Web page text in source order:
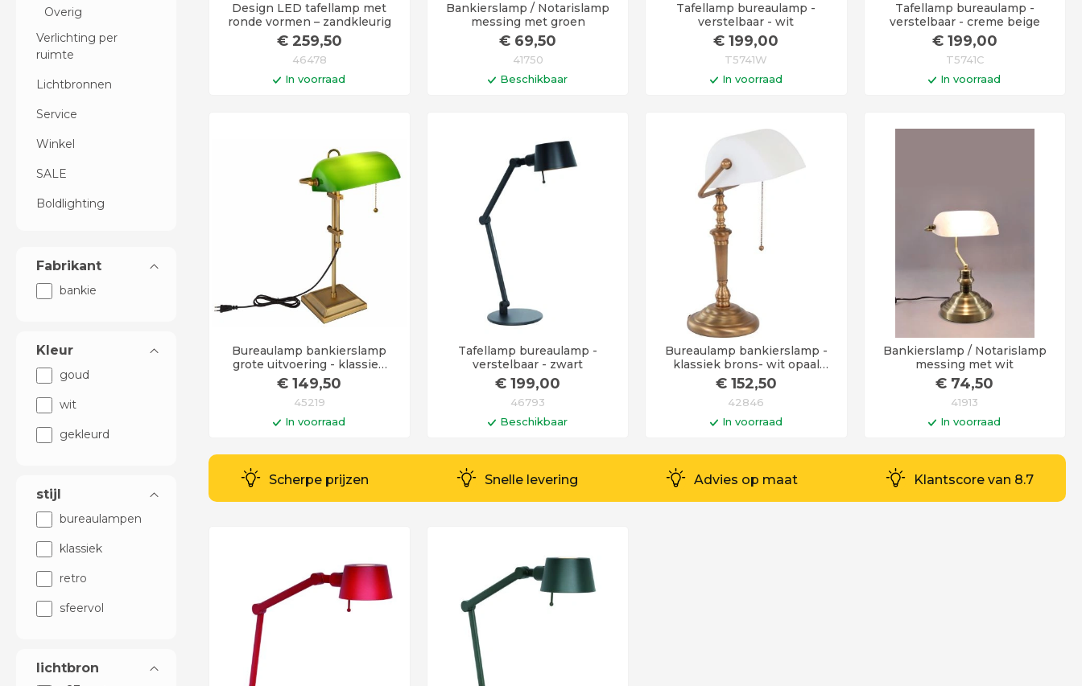
Overig
Verlichting per
ruimte
Lichtbronnen
Service
Winkel
SALE
Boldlighting
Fabrikant
bankie
Kleur
goud
wit
gekleurd
stijl
bureaulampen
klassiek
retro
sfeervol
lichtbron
Design LED tafellamp met
ronde vormen – zandkleurig
€259,50
46478
In voorraad
Bankierslamp / Notarislamp
messing met groen
€ 69,50
41750
Beschikbaar
Tafellamp bureaulamp -
verstelbaar - wit
€ 199,00
T5741W
In voorraad
Levertijd 6 - 12 werkdagen
Tafellamp bureaulamp -
verstelbaar - creme beige
€199,00
T5741C
In voorraad
Bureaulamp bankierslamp
grote uitvoering - klassiek
brons groen - notarislamp
€ 149,50
45219
In voorraad
Op werkdagen voor 14:00 uur
besteld = vandaag verstuurd!
Tafellamp bureaulamp -
verstelbaar - zwart
€ 199,00
46793
Beschikbaar
Levertijd 6 - 12 werkdagen
Bureaulamp bankierslamp -
klassiek brons- wit opaal
glas - notarislamp
€152,50
42846
In voorraad
Levertijd 6 - 12 werkdagen
Bankierslamp / Notarislamp
messing met wit
€ 74,50
41913
In voorraad
Levertijd 6 - 12 werkdagen
Scherpe prijzen Snelle levering Advies op maat Klantscore van 8.7